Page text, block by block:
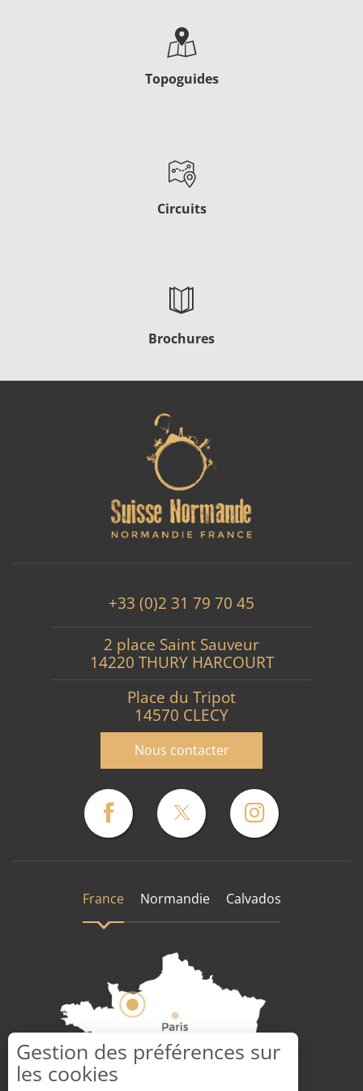
Topoguides
Circuits
Brochures
+33 (0)2 31 79 70 45
2 place Saint Sauveur
14220 THURY HARCOURT
Place du Tripot
14570 CLECY
Nous contacter
France Normandie Calvados
Gestion des préférences sur
les cookies